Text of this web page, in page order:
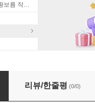
뮤지컬 〈휴남동 서점〉X 황보름 작가 북토크
리뷰/한줄평 (0/0)